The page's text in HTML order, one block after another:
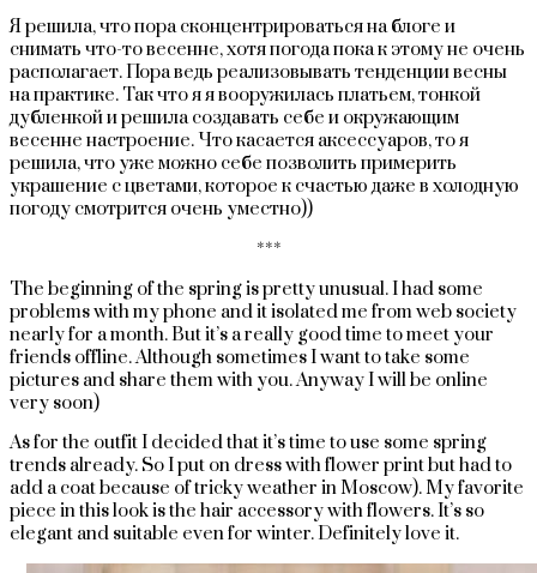
Я решила, что пора сконцентрироваться на блоге и
снимать что-то весенне, хотя погода пока к этому не очень
располагает. Пора ведь реализовывать тенденции весны
на практике. Так что я я вооружилась платьем, тонкой
дубленкой и решила создавать себе и окружающим
весенне настроение. Что касается аксессуаров, то я
решила, что уже можно себе позволить примерить
украшение с цветами, которое к счастью даже в холодную
погоду смотрится очень уместно))
***
The beginning of the spring is pretty unusual. I had some
problems with my phone and it isolated me from web society
nearly for a month. But it’s a really good time to meet your
friends offline. Although sometimes I want to take some
pictures and share them with you. Anyway I will be online
very soon)
As for the outfit I decided that it’s time to use some spring
trends already. So I put on dress with flower print but had to
add a coat because of tricky weather in Moscow). My favorite
piece in this look is the hair accessory with flowers. It’s so
elegant and suitable even for winter. Definitely love it.